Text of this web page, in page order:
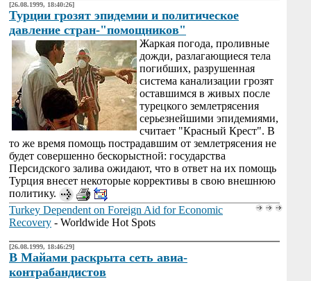
[26.08.1999, 18:40:26]
Турции грозят эпидемии и политическое
давление стран-"помощников"
Жаркая погода, проливные
дожди, разлагающиеся тела
погибших, разрушенная
система канализации грозят
оставшимся в живых после
турецкого землетрясения
серьезнейшими эпидемиями,
считает "Красный Крест". В
то же время помощь поcтрадавшим от землетрясения не
будет совершенно бескорыстной: государства
Персидского залива ожидают, что в ответ на их помощь
Турция внесет некоторые коррективы в свою внешнюю
политику.
Turkey Dependent on Foreign Aid for Economic
Recovery - Worldwide Hot Spots
[26.08.1999, 18:46:29]
В Майами раскрыта сеть авиа-
контрабандистов